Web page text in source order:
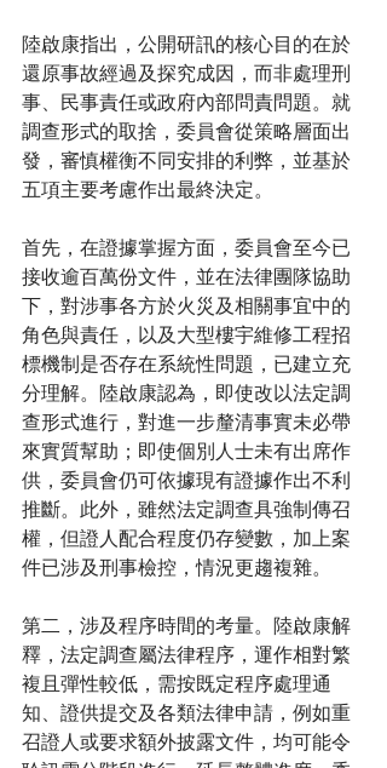
陸啟康指出，公開研訊的核心目的在於
還原事故經過及探究成因，而非處理刑
事、民事責任或政府內部問責問題。就
調查形式的取捨，委員會從策略層面出
發，審慎權衡不同安排的利弊，並基於
五項主要考慮作出最終決定。
首先，在證據掌握方面，委員會至今已
接收逾百萬份文件，並在法律團隊協助
下，對涉事各方於火災及相關事宜中的
角色與責任，以及大型樓宇維修工程招
標機制是否存在系統性問題，已建立充
分理解。陸啟康認為，即使改以法定調
查形式進行，對進一步釐清事實未必帶
來實質幫助；即使個別人士未有出席作
供，委員會仍可依據現有證據作出不利
推斷。此外，雖然法定調查具強制傳召
權，但證人配合程度仍存變數，加上案
件已涉及刑事檢控，情況更趨複雜。
第二，涉及程序時間的考量。陸啟康解
釋，法定調查屬法律程序，運作相對繁
複且彈性較低，需按既定程序處理通
知、證供提交及各類法律申請，例如重
召證人或要求額外披露文件，均可能令